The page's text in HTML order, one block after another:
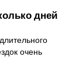
дней
очень